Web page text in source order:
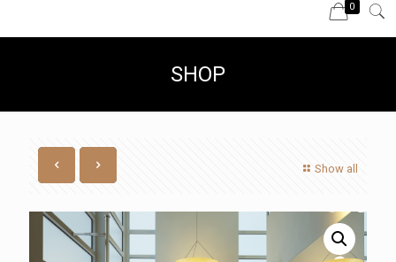
0
SHOP
Show all